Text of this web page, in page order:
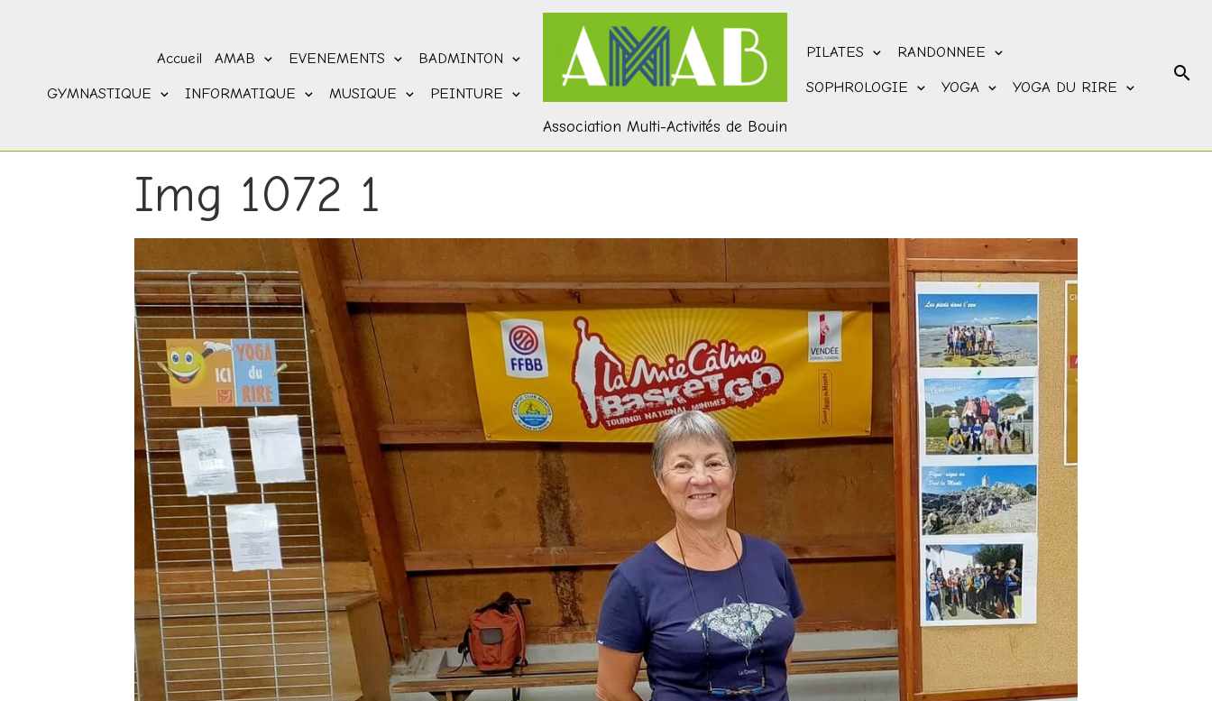
Accueil AMAB EVENEMENTS BADMINTON
GYMNASTIQUE INFORMATIQUE MUSIQUE PEINTURE
Association Multi-Activités de Bouin
PILATES RANDONNEE
SOPHROLOGIE YOGA YOGA DU RIRE
Img 1072 1